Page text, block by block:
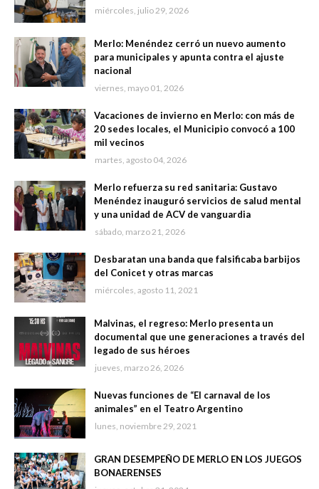
miércoles, julio 29, 2026
Merlo: Menéndez cerró un nuevo aumento
para municipales y apunta contra el ajuste
nacional
viernes, mayo 01, 2026
Vacaciones de invierno en Merlo: con más de
20 sedes locales, el Municipio convocó a 100
mil vecinos
martes, agosto 04, 2026
Merlo refuerza su red sanitaria: Gustavo
Menéndez inauguró servicios de salud mental
y una unidad de ACV de vanguardia
sábado, marzo 21, 2026
Desbaratan una banda que falsificaba barbijos
del Conicet y otras marcas
miércoles, agosto 11, 2021
Malvinas, el regreso: Merlo presenta un
documental que une generaciones a través del
legado de sus héroes
jueves, marzo 26, 2026
Nuevas funciones de “El carnaval de los
animales” en el Teatro Argentino
lunes, noviembre 29, 2021
GRAN DESEMPEÑO DE MERLO EN LOS JUEGOS
BONAERENSES